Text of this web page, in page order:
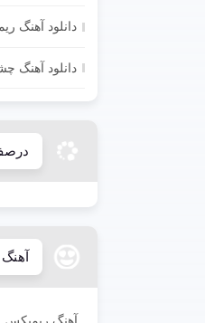
دانلود آهنگ ریمیکس ۲۰۲۲ با
دانلود آهنگ